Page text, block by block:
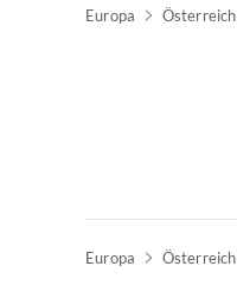
Europa Österreich
Europa Österreich